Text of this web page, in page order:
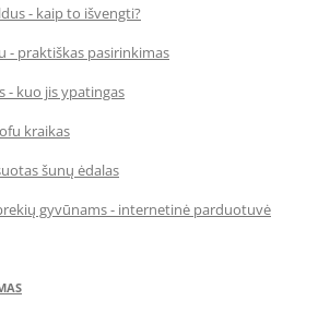
- kaip to išvengti?
- praktiškas pasirinkimas
- kuo jis ypatingas
kraikas
šunų ėdalas
gyvūnams - internetinė parduotuvė